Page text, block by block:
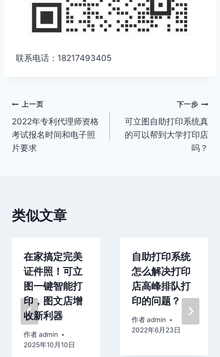
联系电话：18217493405
文
章
导
上一页
2022年专利代理师资格
考试报名时间和电子照
片要求
下一步
可立图自助打印系统真
的可以帮到大学打印店
吗？
类似文章
在家搞定完美
证件照！可立
图一键智能打
印，图文店增
收新利器
作者admin
2025年10月10日
自助打印系统
怎么解决打印
店高峰排队打
印的问题？
作者admin
2022年6月23日